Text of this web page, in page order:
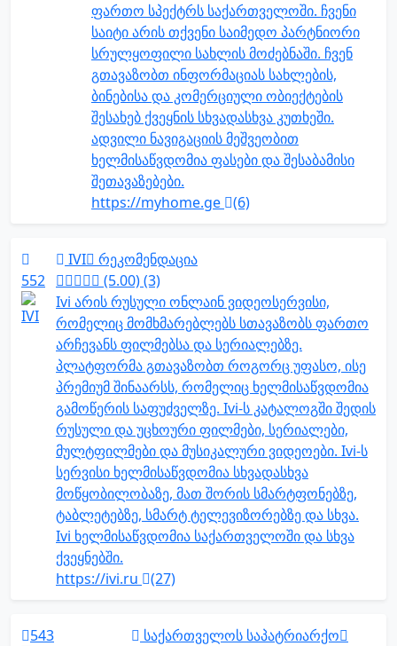
ფართო სპექტრს საქართველოში. ჩვენი
საიტი არის თქვენი საიმედო პარტნიორი
სრულყოფილი სახლის მოძებნაში. ჩვენ
გთავაზობთ ინფორმაციას სახლების,
ბინებისა და კომერციული ობიექტების
შესახებ ქვეყნის სხვადასხვა კუთხეში.
ადვილი ნავიგაციის მეშვეობით
ხელმისაწვდომია ფასები და შესაბამისი
შეთავაზებები.
https://myhome.ge
(6)
552
IVI
რეკომენდაცია
(5.00) (3)
Ivi არის რუსული ონლაინ ვიდეოსერვისი,
რომელიც მომხმარებლებს სთავაზობს ფართო
არჩევანს ფილმებსა და სერიალებზე.
პლატფორმა გთავაზობთ როგორც უფასო, ისე
პრემიუმ შინაარსს, რომელიც ხელმისაწვდომია
გამოწერის საფუძველზე. Ivi-ს კატალოგში შედის
რუსული და უცხოური ფილმები, სერიალები,
მულტფილმები და მუსიკალური ვიდეოები. Ivi-ს
სერვისი ხელმისაწვდომია სხვადასხვა
მოწყობილობაზე, მათ შორის სმარტფონებზე,
ტაბლეტებზე, სმარტ ტელევიზორებზე და სხვა.
Ivi ხელმისაწვდომია საქართველოში და სხვა
ქვეყნებში.
https://ivi.ru
(27)
543
საქართველოს საპატრიარქო